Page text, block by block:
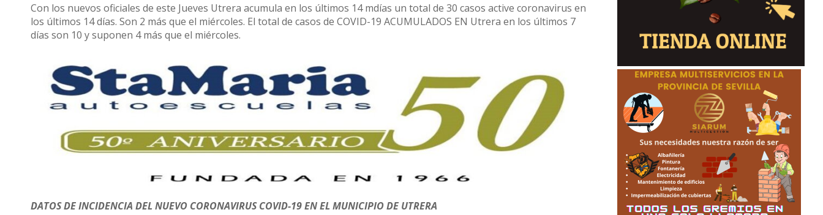
Con los nuevos oficiales de este Jueves Utrera acumula en los últimos 14 mdías un total de 30 casos active coronavirus en
los últimos 14 días. Son 2 más que el miércoles. El total de casos de COVID-19 ACUMULADOS EN Utrera en los últimos 7
días son 10 y suponen 4 más que el miércoles.
DATOS DE INCIDENCIA DEL NUEVO CORONAVIRUS COVID-19 EN EL MUNICIPIO DE UTRERA